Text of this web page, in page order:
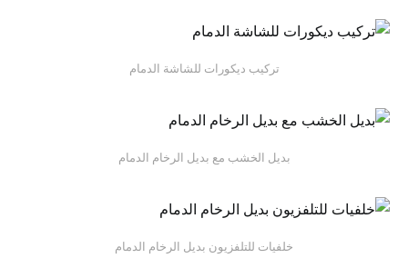
تركيب ديكورات للشاشة الدمام
بديل الخشب مع بديل الرخام الدمام
خلفيات للتلفزيون بديل الرخام الدمام